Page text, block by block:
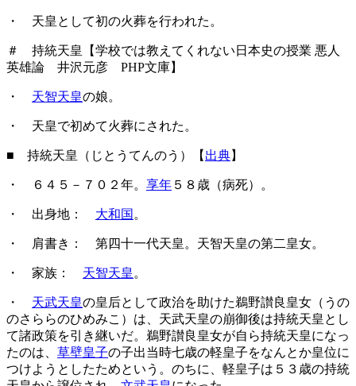
・ 天皇として初の火葬を行われた。
＃ 持統天皇【学校では教えてくれない日本史の授業 悪人
英雄論 井沢元彦 PHP文庫】
・ 天智天皇の娘。
・ 天皇で初めて火葬にされた。
■ 持統天皇（じとうてんのう）【 出典】
・ ６４５－７０２年。 享年 ５８歳（病死）。
・ 出身地： 大和国 。
・ 肩書き： 第四十一代天皇。天智天皇の第二皇女。
・ 家族： 天智天皇 。
・ 天武天皇の皇后として政治を助けた鵜野讃良皇女（うの
のさららのひめみこ）は、天武天皇の崩御後は持統天皇とし
て諸政策を引き継いだ。鵜野讃良皇女が自ら持統天皇になっ
たのは、 草壁皇子の子出当時七歳の軽皇子をなんとか皇位に
つけようとしたためという。のちに、軽皇子は５３歳の持統